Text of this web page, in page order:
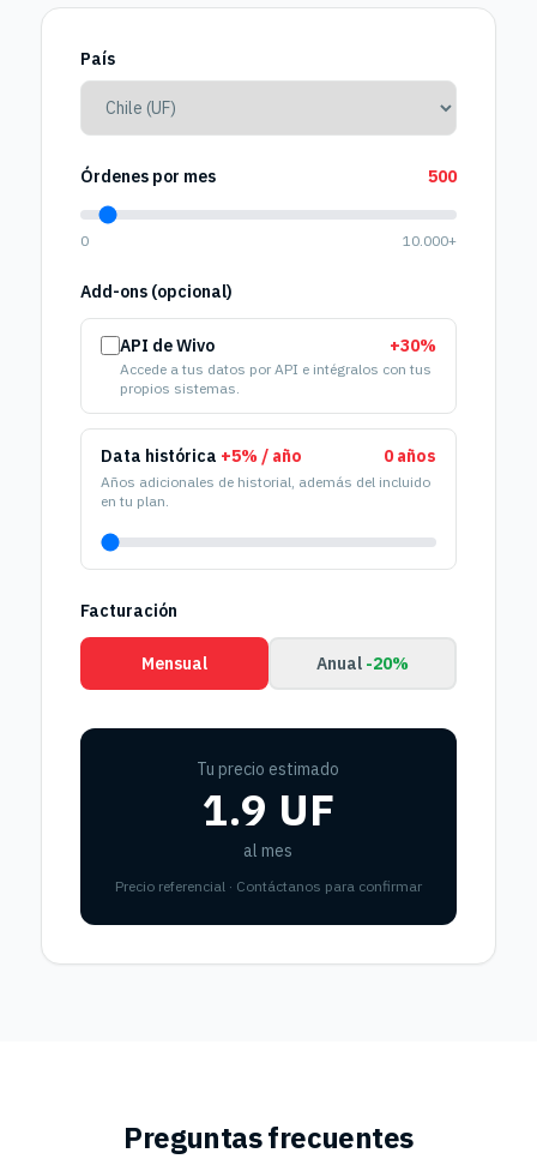
País
Órdenes por mes 500
0 10.000+
Add-ons (opcional)
API de Wivo +30%
Accede a tus datos por API e intégralos con tus
propios sistemas.
Data histórica +5% / año 0 años
Años adicionales de historial, además del incluido
en tu plan.
Facturación
Mensual Anual -20%
Tu precio estimado
1.9 UF
al mes
Precio referencial · Contáctanos para confirmar
Preguntas frecuentes